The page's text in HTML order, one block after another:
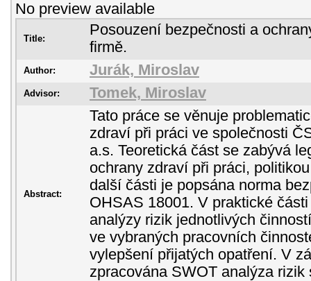
No preview available
Title:
Posouzení bezpečnosti a
firmě.
Author: Jurák, Miroslav
Advisor: Tomek, Miroslav
Abstract:
Tato práce se věnuje
zdraví při práci ve společnosti
a.s. Teoretická část se zabývá
ochrany zdraví při práci,
další části je popsána norma
OHSAS 18001. V praktické
analýzy rizik jednotlivých
ve vybraných pracovních
vylepšení přijatých opatření. V
zpracována SWOT analýza rizik